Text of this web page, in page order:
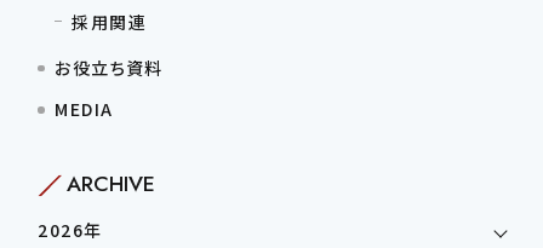
採用関連
お役立ち資料
MEDIA
ARCHIVE
2026年